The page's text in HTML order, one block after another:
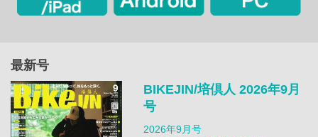
最新号
BIKEJIN/培倶人 2026年9月
号
2026年9月号